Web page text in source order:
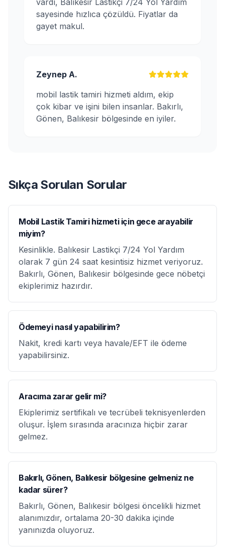
vardı, Balıkesir Lastikçi 7/24 Yol Yardım
sayesinde hızlıca çözüldü. Fiyatlar da
gayet makul.
Zeynep A.
mobil lastik tamiri hizmeti aldım, ekip
çok kibar ve işini bilen insanlar. Bakırlı,
Gönen, Balıkesir bölgesinde en iyiler.
Sıkça Sorulan Sorular
Mobil Lastik Tamiri hizmeti için gece arayabilir
miyim?
Kesinlikle. Balıkesir Lastikçi 7/24 Yol Yardım
olarak 7 gün 24 saat kesintisiz hizmet veriyoruz.
Bakırlı, Gönen, Balıkesir bölgesinde gece nöbetçi
ekiplerimiz hazırdır.
Ödemeyi nasıl yapabilirim?
Nakit, kredi kartı veya havale/EFT ile ödeme
yapabilirsiniz.
Aracıma zarar gelir mi?
Ekiplerimiz sertifikalı ve tecrübeli teknisyenlerden
oluşur. İşlem sırasında aracınıza hiçbir zarar
gelmez.
Bakırlı, Gönen, Balıkesir bölgesine gelmeniz ne
kadar sürer?
Bakırlı, Gönen, Balıkesir bölgesi öncelikli hizmet
alanımızdır, ortalama 20-30 dakika içinde
yanınızda oluyoruz.